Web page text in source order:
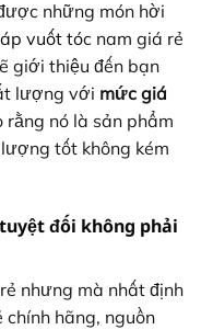
những món hời
vuốt tóc nam giá rẻ
giới thiệu đến bạn
lượng với mức giá
rằng nó là sản phẩm
tốt không kém
đối không phải
nhưng mà nhất định
hãng, nguồn